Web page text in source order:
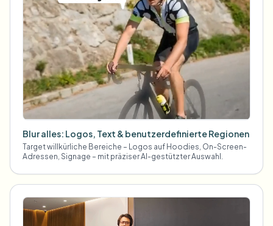
Blur alles: Logos, Text & benutzerdefinierte Regionen
Target willkürliche Bereiche – Logos auf Hoodies, On-Screen-
Adressen, Signage – mit präziser AI-gestützter Auswahl.